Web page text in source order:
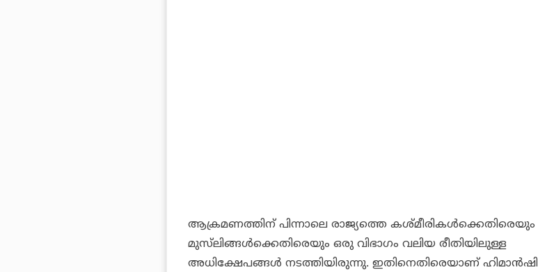
ആക്രമണത്തിന് പിന്നാലെ രാജ്യത്തെ കശ്മീരികള്‍ക്കെതിരെയും
മുസ്‌ലിങ്ങള്‍ക്കെതിരെയും ഒരു വിഭാഗം വലിയ രീതിയിലുള്ള
അധിക്ഷേപങ്ങള്‍ നടത്തിയിരുന്നു. ഇതിനെതിരെയാണ് ഹിമാന്‍ഷി